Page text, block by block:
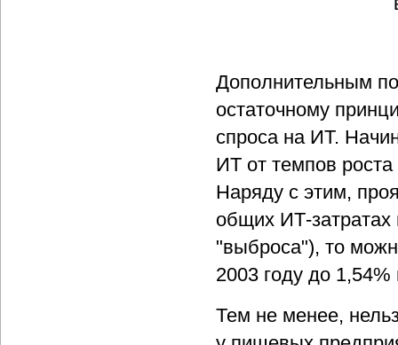
Дополнительным
остаточному
спроса на ИТ.
ИТ от темпов
Наряду с этим,
общих ИТ-затратах
"выброса"), то
2003 году до 1,54%
Тем не менее,